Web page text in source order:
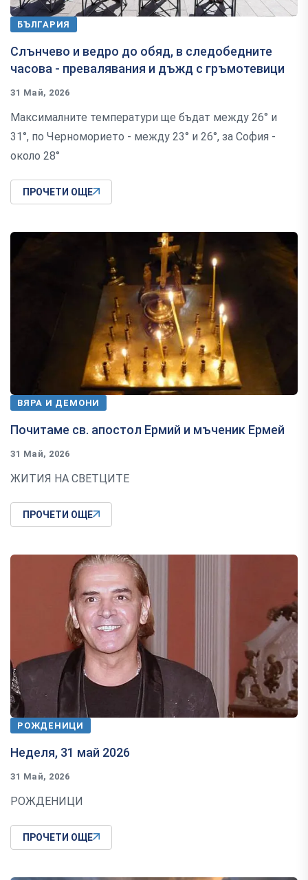
БЪЛГАРИЯ
Слънчево и ведро до обяд, в следобедните
часова - превалявания и дъжд с гръмотевици
31 Май, 2026
Максималните температури ще бъдат между 26° и
31°, по Черноморието - между 23° и 26°, за София -
около 28°
ПРОЧЕТИ ОЩЕ
ВЯРА И ДЕМОНИ
Почитаме св. апостол Ермий и мъченик Ермей
31 Май, 2026
ЖИТИЯ НА СВЕТЦИТЕ
ПРОЧЕТИ ОЩЕ
РОЖДЕНИЦИ
Неделя, 31 май 2026
31 Май, 2026
РОЖДЕНИЦИ
ПРОЧЕТИ ОЩЕ